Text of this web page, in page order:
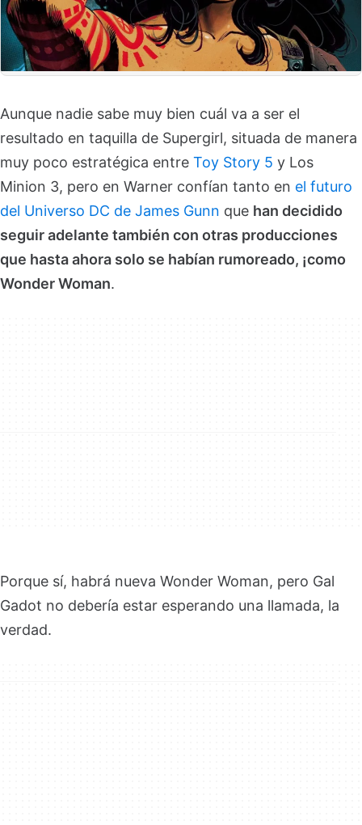
Aunque nadie sabe muy bien cuál va a ser el
resultado en taquilla de Supergirl, situada de manera
muy poco estratégica entre Toy Story 5 y Los
Minion 3, pero en Warner confían tanto en el futuro
del Universo DC de James Gunn que han decidido
seguir adelante también con otras producciones
que hasta ahora solo se habían rumoreado, ¡como
Wonder Woman.
Porque sí, habrá nueva Wonder Woman, pero Gal
Gadot no debería estar esperando una llamada, la
verdad.